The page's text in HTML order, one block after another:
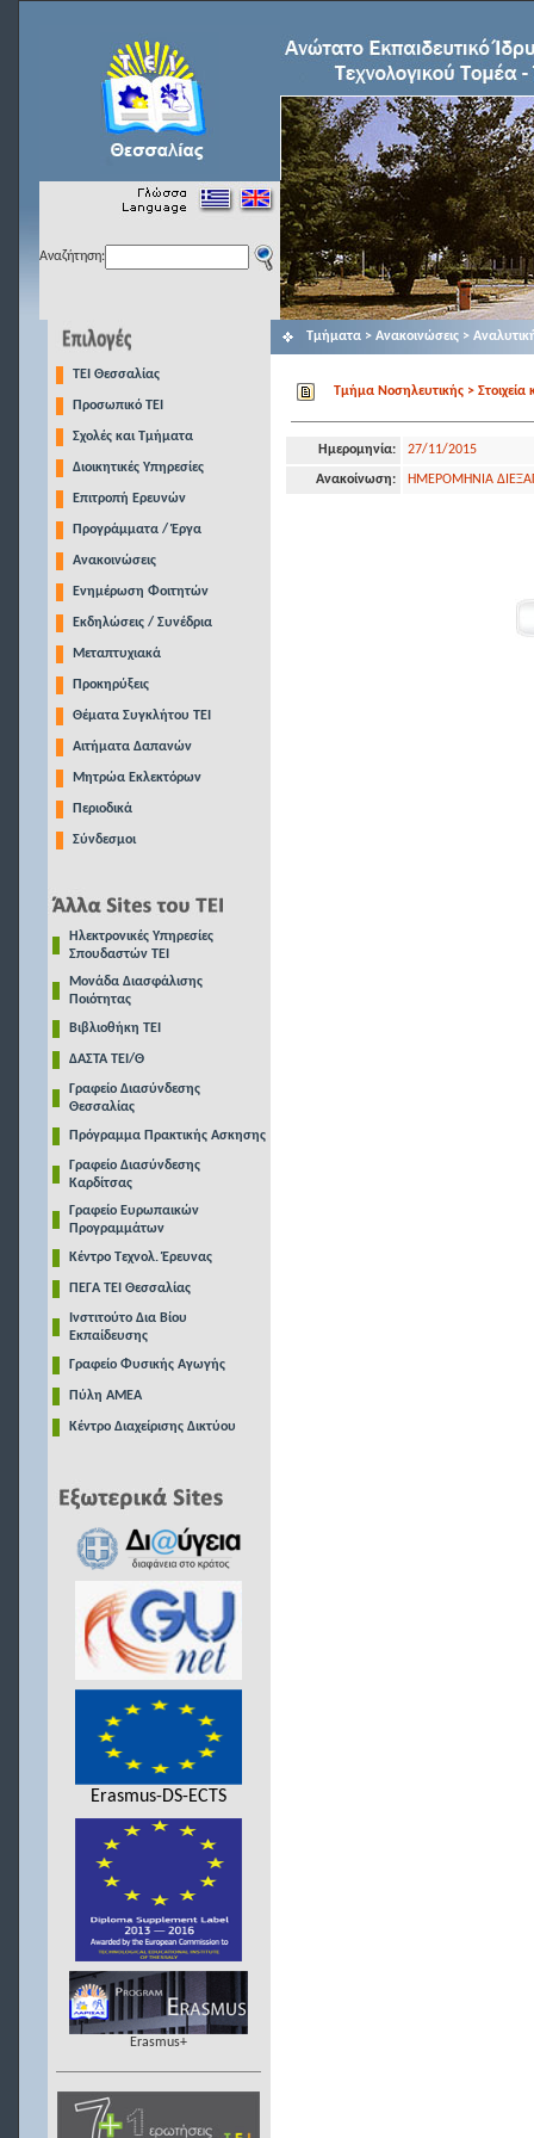
Αναζήτηση:
TEI Θεσσαλίας
Προσωπικό ΤΕΙ
Σχολές και Τμήματα
Διοικητικές Υπηρεσίες
Επιτροπή Ερευνών
Προγράμματα / Έργα
Ανακοινώσεις
Ενημέρωση Φοιτητών
Εκδηλώσεις / Συνέδρια
Μεταπτυχιακά
Προκηρύξεις
Θέματα Συγκλήτου ΤΕΙ
Αιτήματα Δαπανών
Μητρώα Εκλεκτόρων
Περιοδικά
Σύνδεσμοι
Ηλεκτρονικές Υπηρεσίες
Σπουδαστών ΤΕΙ
Μονάδα Διασφάλισης
Ποιότητας
Βιβλιοθήκη ΤΕΙ
ΔΑΣΤΑ ΤΕΙ/Θ
Γραφείο Διασύνδεσης
Θεσσαλίας
Πρόγραμμα Πρακτικής Ασκησης
Γραφείο Διασύνδεσης
Καρδίτσας
Γραφείο Ευρωπαικών
Προγραμμάτων
Κέντρο Τεχνολ. Έρευνας
ΠΕΓΑ ΤΕΙ Θεσσαλίας
Ινστιτούτο Δια Βίου
Εκπαίδευσης
Γραφείο Φυσικής Αγωγής
Πύλη ΑΜΕΑ
Κέντρο Διαχείρισης Δικτύου
Erasmus-DS-ECTS
Erasmus+
Τμήματα > Ανακοινώσεις >
Τμήμα Νοσηλευτικής > Στοιχεία
Ημερομηνία: 27/11/2015
Ανακοίνωση: ΗΜΕΡΟΜΗΝΙΑ